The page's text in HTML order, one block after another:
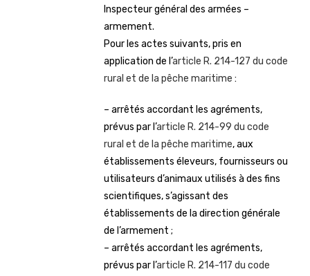
Inspecteur général des armées –
armement.
Pour les actes suivants, pris en
application de l’article R. 214-127 du code
rural et de la pêche maritime :
– arrêtés accordant les agréments,
prévus par l’article R. 214-99 du code
rural et de la pêche maritime, aux
établissements éleveurs, fournisseurs ou
utilisateurs d’animaux utilisés à des fins
scientifiques, s’agissant des
établissements de la direction générale
de l’armement ;
– arrêtés accordant les agréments,
prévus par l’article R. 214-117 du code